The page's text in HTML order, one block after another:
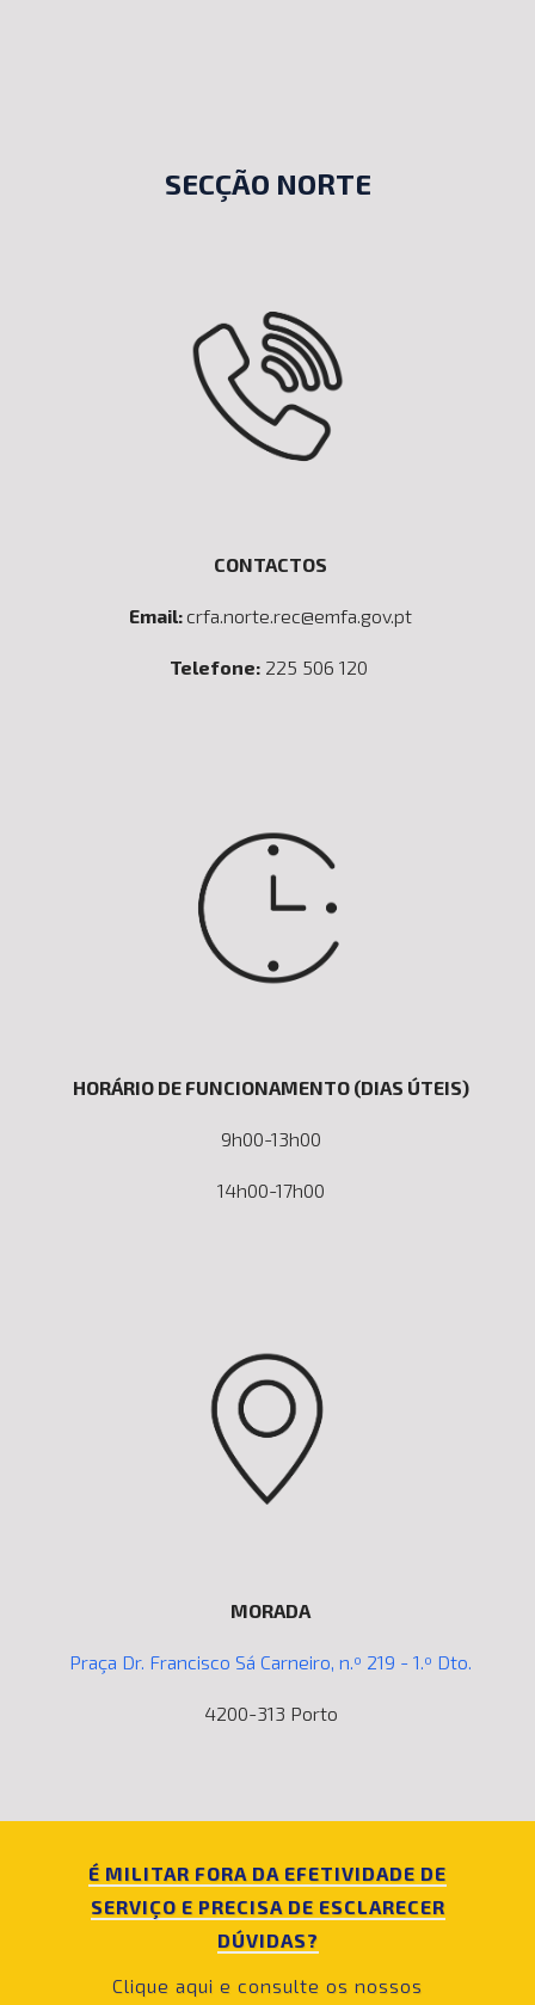
SECÇÃO NORTE
CONTACTOS
Email: crfa.norte.rec@emfa.gov.pt
Telefone:225 506 120
HORÁRIO DE FUNCIONAMENTO (DIAS ÚTEIS)
9h00-13h00
14h00-17h00
MORADA
Praça Dr. Francisco Sá Carneiro, n.º 219 - 1.º Dto.
4200-313 Porto
É MILITAR FORA DA EFETIVIDADE DE
SERVIÇO E PRECISA DE ESCLARECER
DÚVIDAS?
Clique aqui e consulte os nossos